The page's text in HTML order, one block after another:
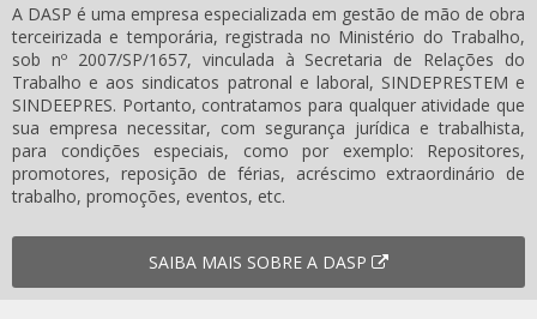
A DASP é uma empresa especializada em gestão de mão de obra
terceirizada e temporária, registrada no Ministério do Trabalho,
sob nº 2007/SP/1657, vinculada à Secretaria de Relações do
Trabalho e aos sindicatos patronal e laboral, SINDEPRESTEM e
SINDEEPRES. Portanto, contratamos para qualquer atividade que
sua empresa necessitar, com segurança jurídica e trabalhista,
para condições especiais, como por exemplo: Repositores,
promotores, reposição de férias, acréscimo extraordinário de
trabalho, promoções, eventos, etc.
SAIBA MAIS SOBRE A DASP